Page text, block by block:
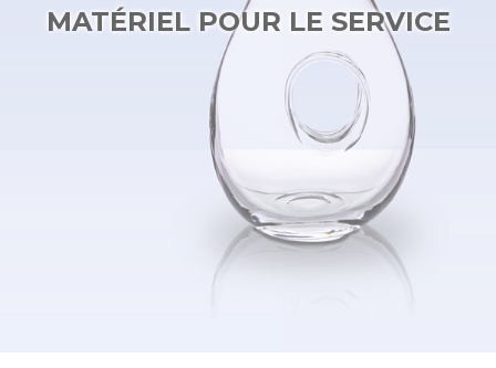
MATÉRIEL POUR LE SERVICE